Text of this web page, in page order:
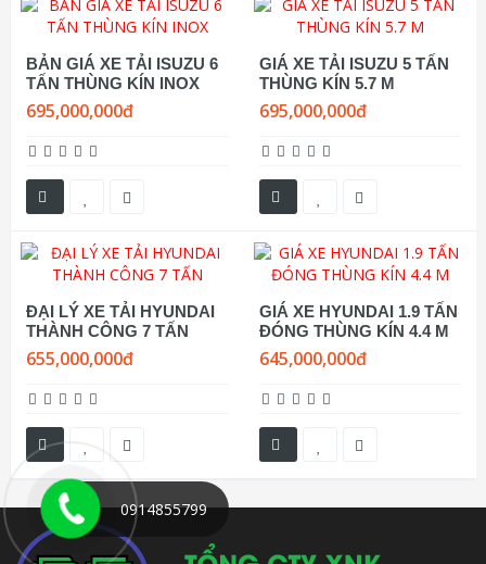
BẢN GIÁ XE TẢI ISUZU 6
TẤN THÙNG KÍN INOX
695,000,000đ
GIÁ XE TẢI ISUZU 5 TẤN
THÙNG KÍN 5.7 M
695,000,000đ
ĐẠI LÝ XE TẢI HYUNDAI
THÀNH CÔNG 7 TẤN
655,000,000đ
GIÁ XE HYUNDAI 1.9 TẤN
ĐÓNG THÙNG KÍN 4.4 M
645,000,000đ
0914855799